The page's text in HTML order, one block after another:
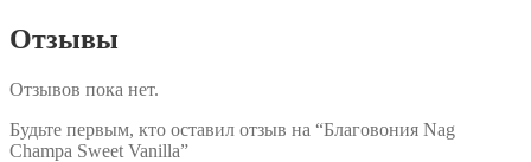
Отзывы
Отзывов пока нет.
Будьте первым, кто оставил отзыв на “Благовония Nag
Champa Sweet Vanilla”